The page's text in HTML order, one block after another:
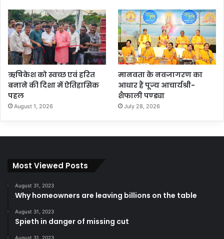
ऋषिकेश को स्वच्छ एवं हरित
बनाने की दिशा में ऐतिहासिक
पहल
August 1, 2026
मानवता के नवजागरण का
आधार हैं पूज्य आचार्यश्री-
शैफाली पण्ड्या
July 28, 2026
Most Viewed Posts
August 31, 2023
Why homeowners are leaving billions on the table
August 31, 2023
Spieth in danger of missing cut
August 31, 2023